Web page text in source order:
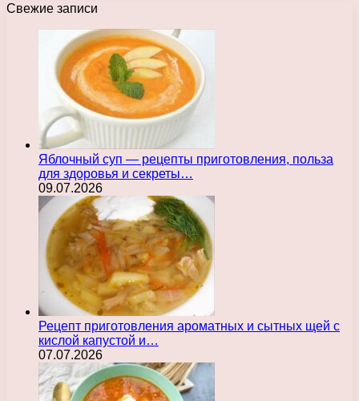
Свежие записи
Яблочный суп — рецепты приготовления, польза
для здоровья и секреты…
09.07.2026
Рецепт приготовления ароматных и сытных щей с
кислой капустой и…
07.07.2026